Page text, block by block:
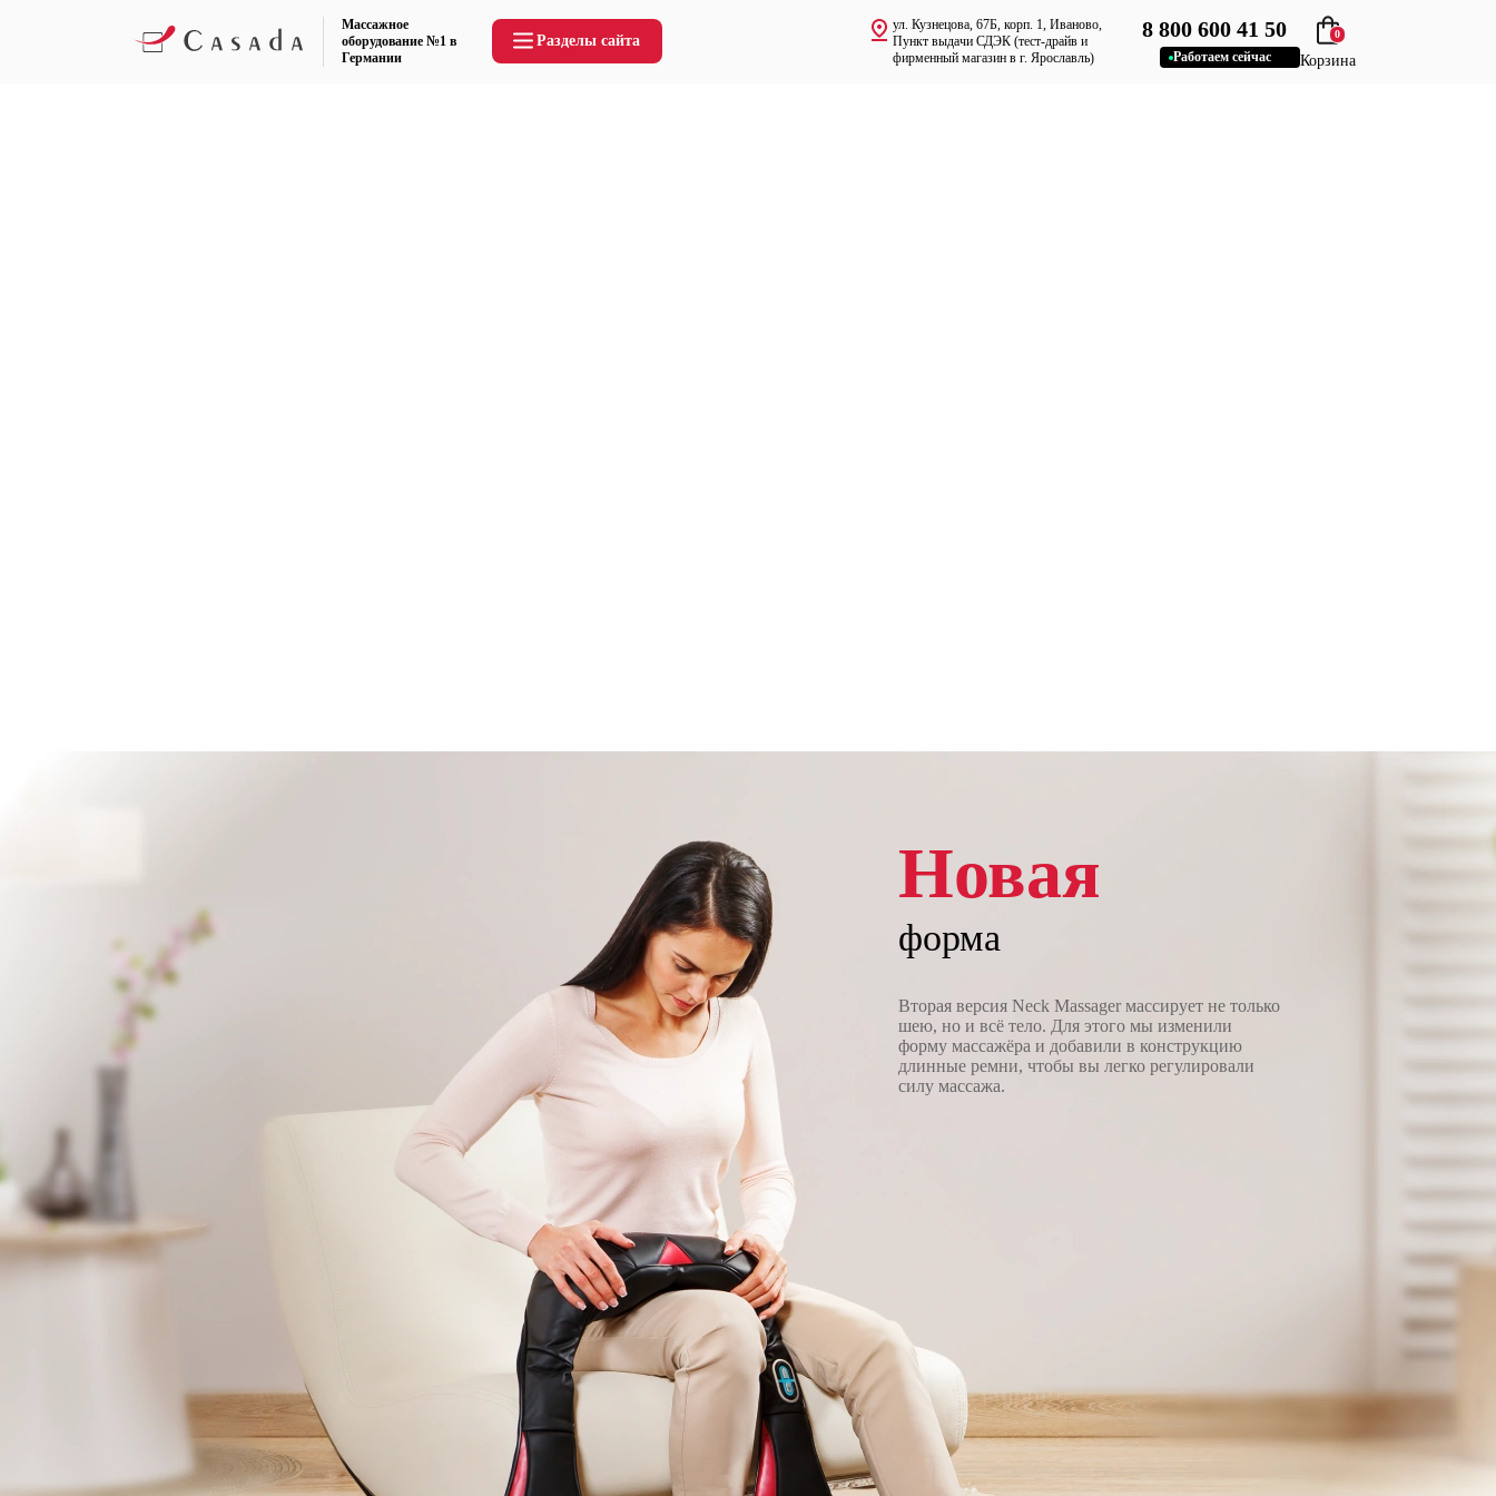
Массажное
оборудование №1 в
Германии
Разделы сайта
ул. Кузнецова, 67Б, корп. 1, Иваново,
Пункт выдачи СДЭК (тест-драйв и
фирменный магазин в г. Ярославль)
8 800 600 41 50
Работаем сейчас
0
Корзина
Новая
форма
Вторая версия Neck Massager массирует не только
шею, но и всё тело. Для этого мы изменили
форму массажёра и добавили в конструкцию
длинные ремни, чтобы вы легко регулировали
силу массажа.